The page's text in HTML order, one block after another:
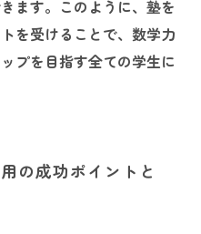
ます。このように、塾を
を受けることで、数学力
プを目指す全ての学生に
の成功ポイントと